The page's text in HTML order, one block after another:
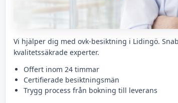
Vi hjälper dig med ovk-besiktning i Lidingö.
kvalitetssäkrade experter.
Offert inom 24 timmar
Certifierade besiktningsmän
Trygg process från bokning till leverans